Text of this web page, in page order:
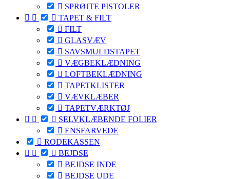
 SPRØJTE PISTOLER
   TAPET & FILT
 FILT
 GLASVÆV
 SAVSMULDSTAPET
 VÆGBEKLÆDNING
 LOFTBEKLÆDNING
 TAPETKLISTER
 VÆVKLÆBER
 TAPETVÆRKTØJ
   SELVKLÆBENDE FOLIER
 ENSFARVEDE
 RODEKASSEN
   BEJDSE
 BEJDSE INDE
 BEJDSE UDE